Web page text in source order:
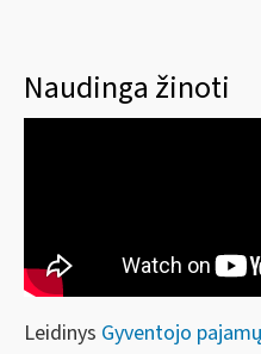
Naudinga žinoti
Leidinys Gyventojo